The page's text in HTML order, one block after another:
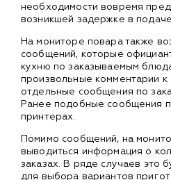
необходимости вовремя
возникшей задержке в
На мониторе повара также
сообщений, которые
кухню по заказываемым
произвольные комментарии к
отдельные сообщения по
Ранее подобные сообщения
принтерах.
Помимо сообщений, на
выводиться информация о
заказах. В ряде случаев это
для выбора вариантов